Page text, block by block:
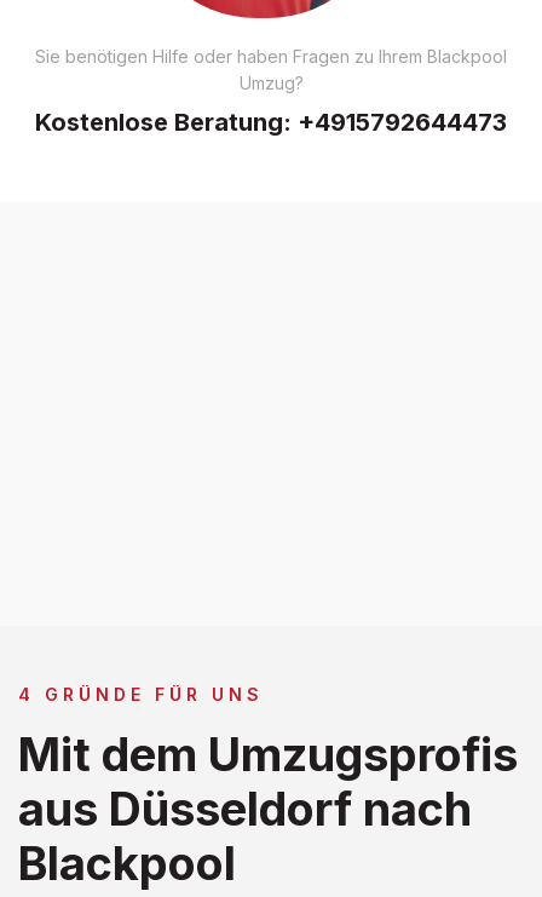
Sie benötigen Hilfe oder haben Fragen zu Ihrem Blackpool
Umzug?
Kostenlose Beratung: +4915792644473
4 GRÜNDE FÜR UNS
Mit dem Umzugsprofis
aus Düsseldorf nach
Blackpool